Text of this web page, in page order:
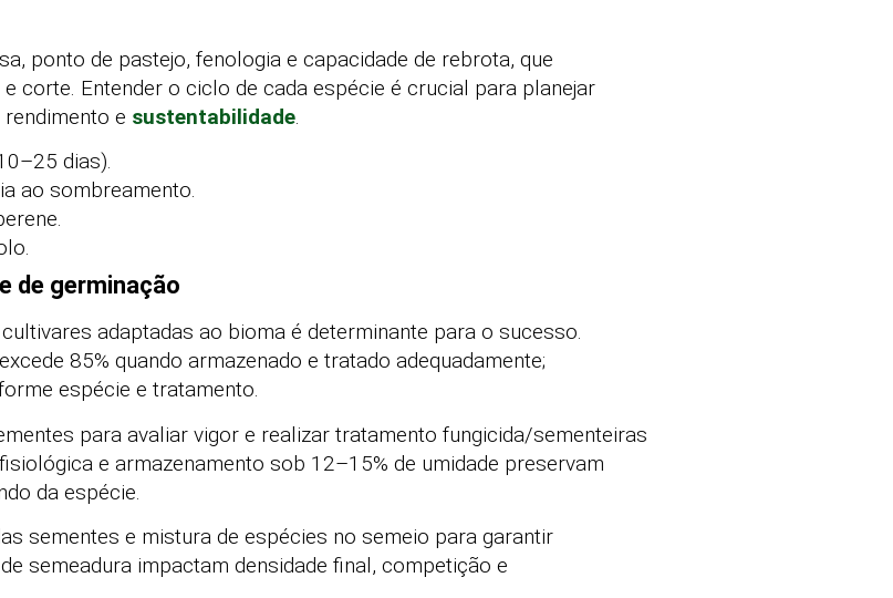
ponto de pastejo, fenologia e capacidade de rebrota, que
corte. Entender o ciclo de cada espécie é crucial para planejar
e sustentabilidade.
dias).
ao sombreamento.
de germinação
adaptadas ao bioma é determinante para o sucesso.
85% quando armazenado e tratado adequadamente;
espécie e tratamento.
para avaliar vigor e realizar tratamento fungicida/sementeiras
e armazenamento sob 12–15% de umidade preservam
da espécie.
sementes e mistura de espécies no semeio para garantir
semeadura impactam densidade final, competição e